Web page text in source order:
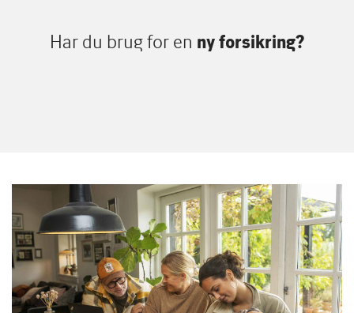
Har du brug for en ny forsikring?